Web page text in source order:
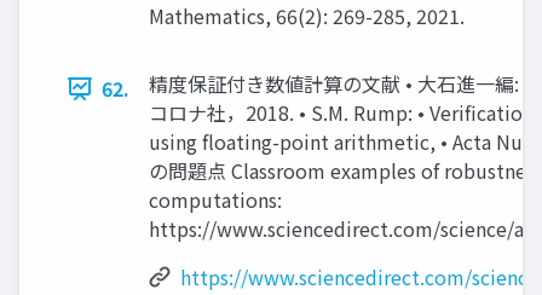
Mathematics, 66(2): 269-285, 2021.
62.
精度保証付き数値計算の文献 • 大石進一編:
コロナ社，2018. • S.M. Rump: •
using floating-point arithmetic, • Acta
の問題点 Classroom examples of
computations:
https://www.sciencedirect.com/science/
https://www.sciencedirect.com/